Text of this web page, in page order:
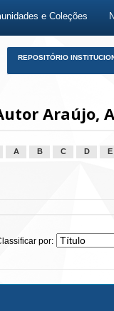
e Coleções
REPOSITÓRIO
Araújo,
A B C D E
por: